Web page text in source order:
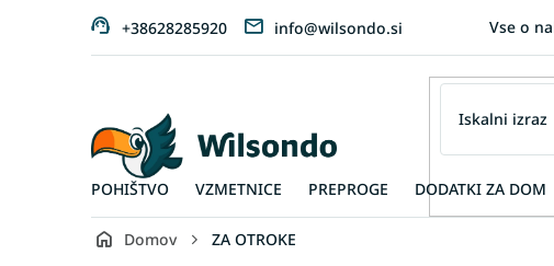
+38628285920 info@wilsondo.si Vse o
POHIŠTVO VZMETNICE PREPROGE DODATKI ZA DOM
Domov ZA OTROKE